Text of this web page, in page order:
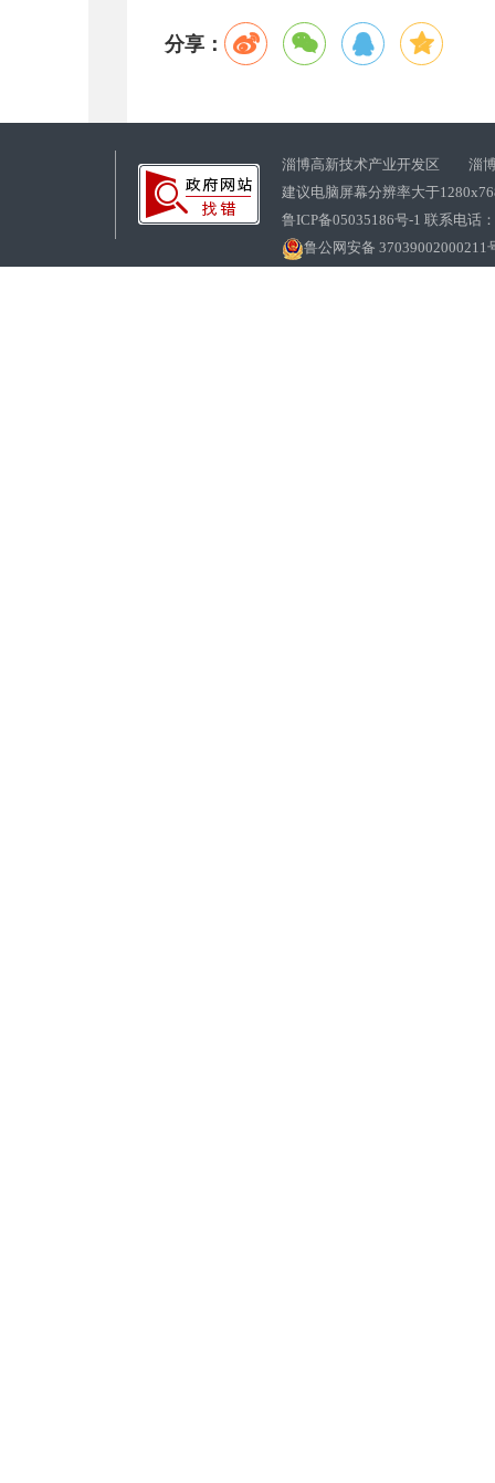
分享：
淄博高新技术产业开发区 淄博
建议电脑屏幕分辨率大于
鲁ICP备05035186号-1 联系电话
鲁公网安备 37039002000211